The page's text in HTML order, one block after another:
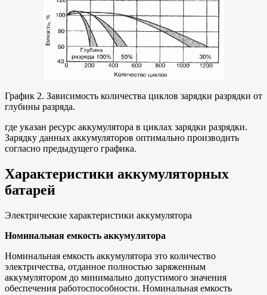
График 2. Зависимость количества циклов зарядки разрядки от
глубины разряда.
где указан ресурс аккумулятора в циклах зарядки разрядки.
Зарядку данных аккумуляторов оптимально производить
согласно предыдущего графика.
Характеристики аккумуляторных
батарей
Электрические характеристики аккумулятора
Номинальная емкость аккумулятора
Номинальная емкость аккумулятора это количество
электричества, отданное полностью заряженным
аккумулятором до минимально допустимого значения
обеспечения работоспособности. Номинальная емкость